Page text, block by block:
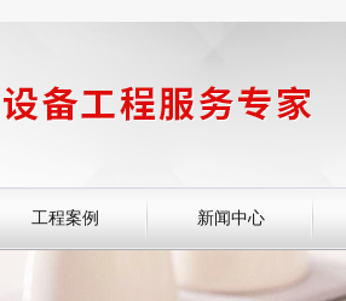
工程案例 新闻中心